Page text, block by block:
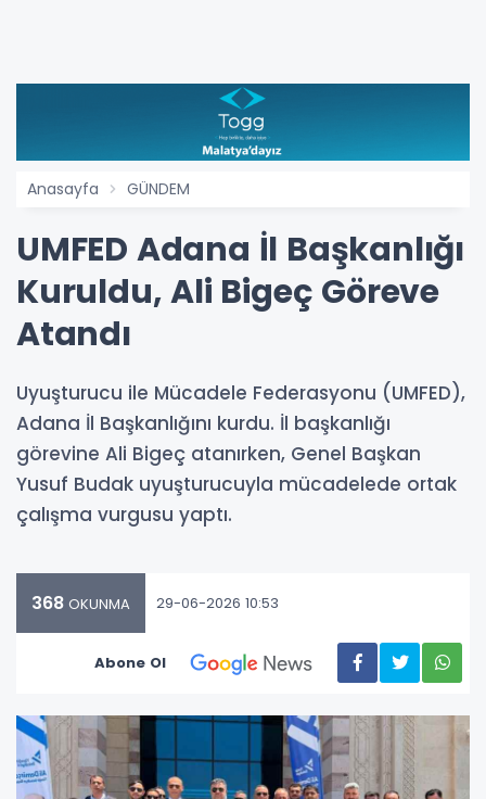
Anasayfa GÜNDEM
UMFED Adana İl Başkanlığı
Kuruldu, Ali Bigeç Göreve
Atandı
Uyuşturucu ile Mücadele Federasyonu (UMFED),
Adana İl Başkanlığını kurdu. İl başkanlığı
görevine Ali Bigeç atanırken, Genel Başkan
Yusuf Budak uyuşturucuyla mücadelede ortak
çalışma vurgusu yaptı.
368 OKUNMA 29-06-2026 10:53
Abone Ol